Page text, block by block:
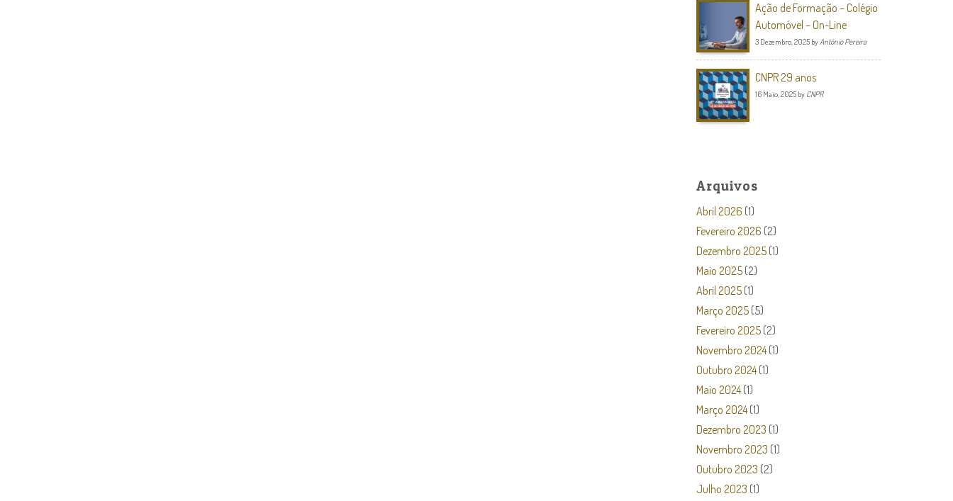
Ação de Formação – Colégio
Automóvel – On-Line
3 Dezembro, 2025 byAntónio Pereira
CNPR 29 anos
16 Maio, 2025 by CNPR
Arquivos
Abril 2026 (1)
Fevereiro 2026 (2)
Dezembro 2025 (1)
Maio 2025 (2)
Abril 2025 (1)
Março 2025 (5)
Fevereiro 2025 (2)
Novembro 2024(1)
Outubro 2024(1)
Maio 2024(1)
Março 2024(1)
Dezembro 2023 (1)
Novembro 2023 (1)
Outubro 2023 (2)
Julho 2023 (1)